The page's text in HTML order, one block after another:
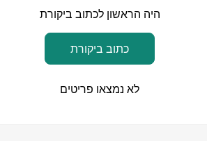
היה הראשון לכתוב ביקורת
כתוב ביקורת
לא נמצאו פריטים